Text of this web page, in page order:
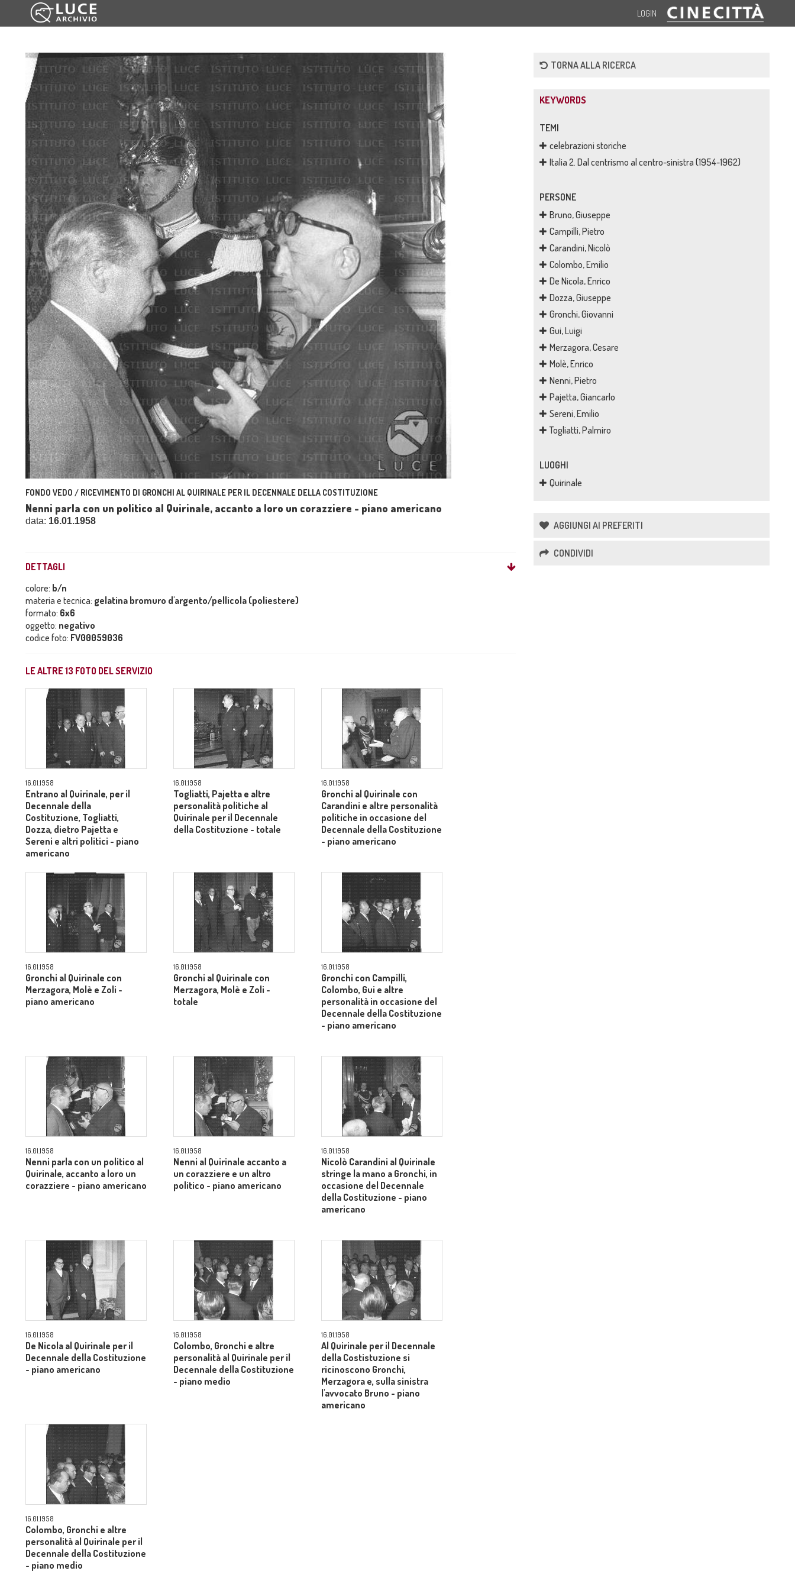
LOGIN
FONDO VEDO / RICEVIMENTO DI GRONCHI AL QUIRINALE PER IL DECENNALE DELLA COSTITUZIONE
Nenni parla con un politico al Quirinale, accanto a loro un corazziere - piano americano
data: 16.01.1958
DETTAGLI
colore: b/n
materia e tecnica: gelatina bromuro d'argento/pellicola (poliestere)
formato: 6x6
oggetto: negativo
codice foto: FV00059036
LE ALTRE13 FOTO DEL SERVIZIO
16.01.1958
Entrano al Quirinale, per il
Decennale della
Costituzione, Togliatti,
Dozza, dietro Pajetta e
Sereni e altri politici - piano
americano
16.01.1958
Togliatti, Pajetta e altre
personalità politiche al
Quirinale per il Decennale
della Costituzione - totale
16.01.1958
Gronchi al Quirinale con
Carandini e altre personalità
politiche in occasione del
Decennale della Costituzione
- piano americano
16.01.1958
Gronchi al Quirinale con
Merzagora, Molè e Zoli -
piano americano
16.01.1958
Gronchi al Quirinale con
Merzagora, Molè e Zoli -
totale
16.01.1958
Gronchi con Campilli,
Colombo, Gui e altre
personalità in occasione del
Decennale della Costituzione
- piano americano
16.01.1958
Nenni parla con un politico al
Quirinale, accanto a loro un
corazziere - piano americano
16.01.1958
Nenni al Quirinale accanto a
un corazziere e un altro
politico - piano americano
16.01.1958
Nicolò Carandini al Quirinale
stringe la mano a Gronchi, in
occasione del Decennale
della Costituzione - piano
americano
16.01.1958
De Nicola al Quirinale per il
Decennale della Costituzione
- piano americano
16.01.1958
Colombo, Gronchi e altre
personalità al Quirinale per il
Decennale della Costituzione
- piano medio
16.01.1958
Al Quirinale per il Decennale
della Costistuzione si
ricinoscono Gronchi,
Merzagora e, sulla sinistra
l'avvocato Bruno - piano
americano
16.01.1958
Colombo, Gronchi e altre
personalità al Quirinale per il
Decennale della Costituzione
- piano medio
TORNA ALLA RICERCA
KEYWORDS
TEMI
celebrazioni storiche
Italia 2. Dal centrismo al centro-sinistra (1954-1962)
PERSONE
Bruno, Giuseppe
Campilli, Pietro
Carandini, Nicolò
Colombo, Emilio
De Nicola, Enrico
Dozza, Giuseppe
Gronchi, Giovanni
Gui, Luigi
Merzagora, Cesare
Molè, Enrico
Nenni, Pietro
Pajetta, Giancarlo
Sereni, Emilio
Togliatti, Palmiro
LUOGHI
Quirinale
AGGIUNGI AI PREFERITI
CONDIVIDI